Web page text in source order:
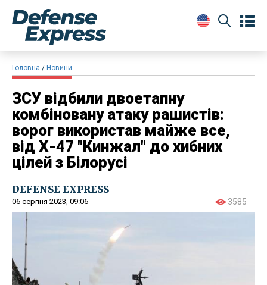
Головна Новини
ЗСУ відбили двоетапну
комбіновану атаку рашистів:
ворог використав майже все,
від Х-47 "Кинжал" до хибних
цілей з Білорусі
DEFENSE EXPRESS
06 серпня 2023, 09:06 3585